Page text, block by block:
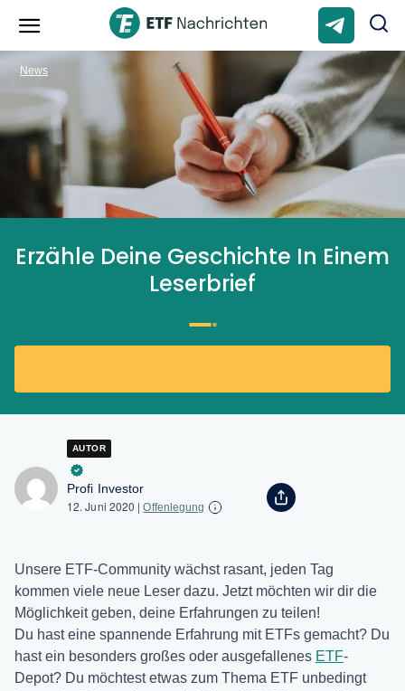
Erzähle Deine Geschichte In Einem
Leserbrief
News
AUTOR
Profi Investor
12. Juni 2020 |Offenlegung
Unsere ETF-Community wächst rasant, jeden Tag
kommen viele neue Leser dazu. Jetzt möchten wir dir die
Möglichkeit geben, deine Erfahrungen zu teilen!
Du hast eine spannende Erfahrung mit ETFs gemacht? Du
hast ein besonders großes oder ausgefallenes ETF-
Depot? Du möchtest etwas zum Thema ETF unbedingt